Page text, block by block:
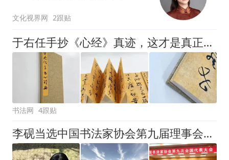
文化视界网 2跟贴
于右任手抄《心经》真迹，这才是真正的“标准草书”，林散之根本比不了！
书法网 4跟贴
李砚当选中国书法家协会第九届理事会理事